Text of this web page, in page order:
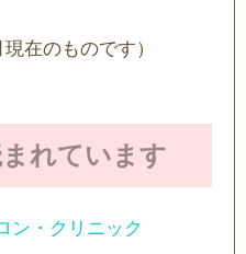
在のものです）
れています
ン・クリニック